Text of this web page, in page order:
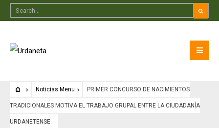
Noticias Menu PRIMER CONCURSO DE NACIMIENTOS
TRADICIONALES MOTIVA EL TRABAJO GRUPAL ENTRE LA CIUDADANÍA
URDANETENSE